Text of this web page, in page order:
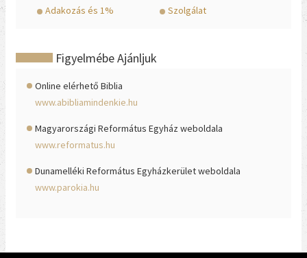
Adakozás és 1% Szolgálat
Figyelmébe Ajánljuk
Online elérhető Biblia
www.abibliamindenkie.hu
Magyarországi Református Egyház weboldala
www.reformatus.hu
Dunamelléki Református Egyházkerület weboldala
www.parokia.hu